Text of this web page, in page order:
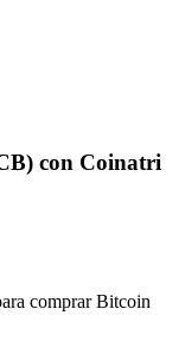
con Coinatri
comprar Bitcoin